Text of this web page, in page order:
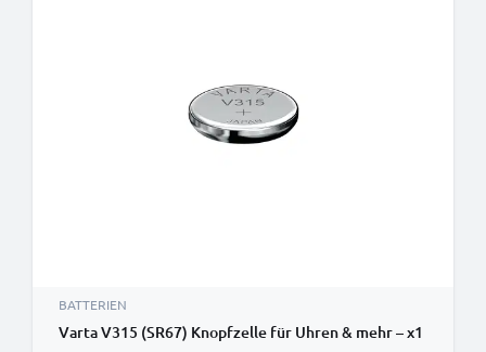
BATTERIEN
Varta V315 (SR67) Knopfzelle für Uhren & mehr – x1